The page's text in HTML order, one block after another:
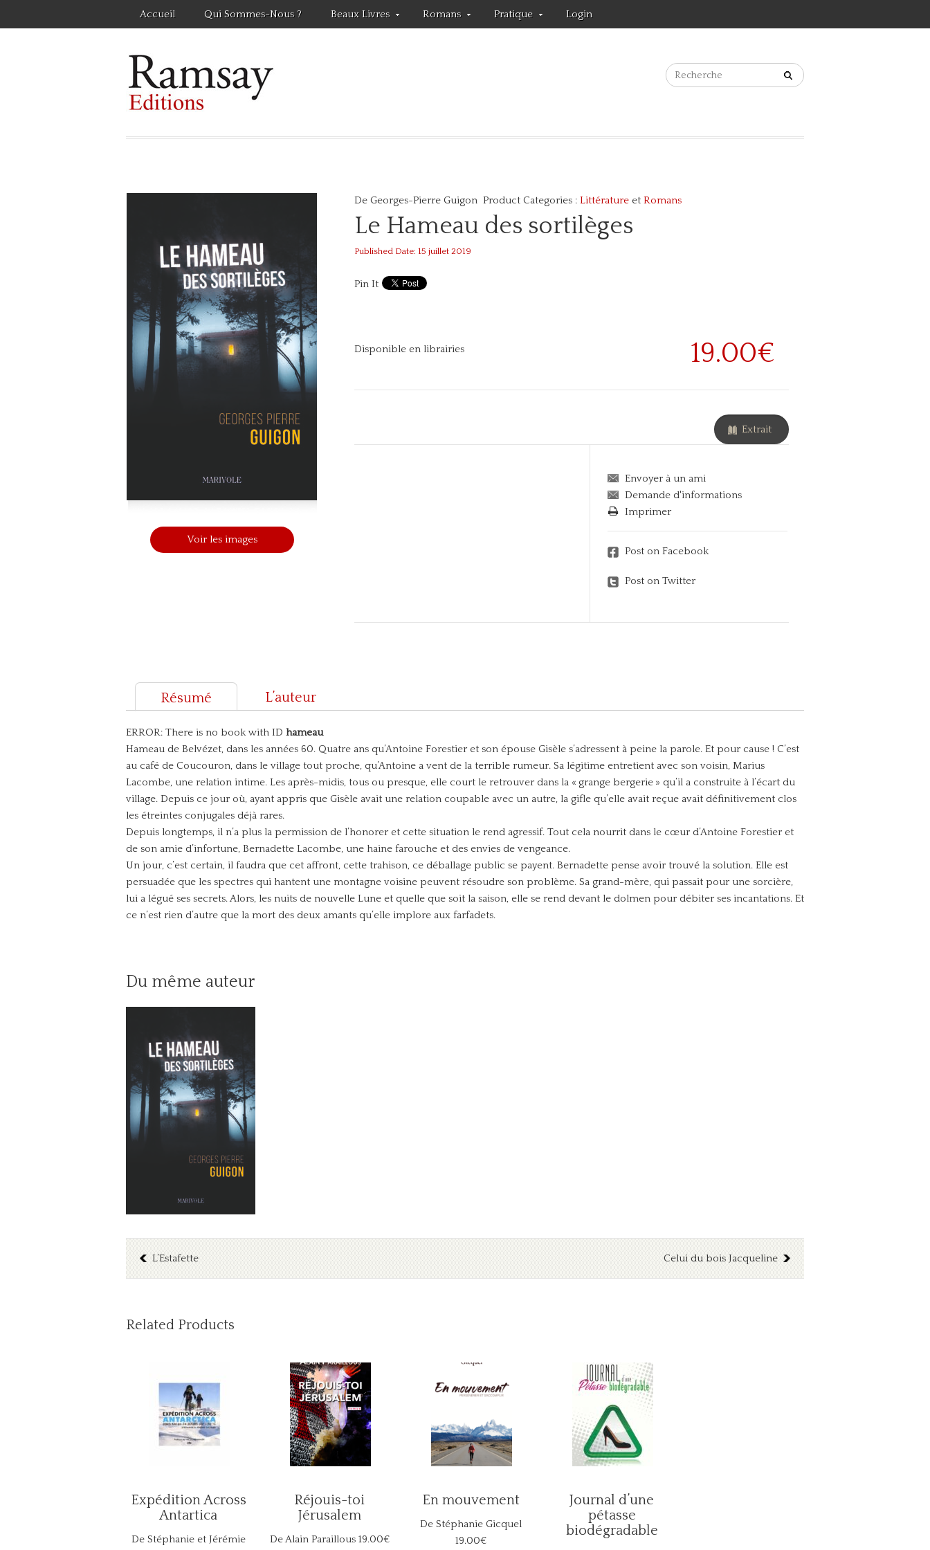
Accueil Qui Sommes-Nous ? Beaux Livres Romans Pratique Login
Voir les images
De Georges-Pierre GuigonProduct Categories :Littérature etRomans
Le Hameau des sortilèges
Published Date: 15 juillet 2019
Pin It
Disponible en librairies 19.00€
Extrait
Envoyer à un ami
Demande d'informations
Imprimer
Post on Facebook
Post on Twitter
Résumé L’auteur
ERROR: There is no book with ID hameau
Hameau de Belvézet, dans les années 60. Quatre ans qu’Antoine Forestier et son épouse Gisèle s’adressent à peine la parole. Et pour cause ! C’est
au café de Coucouron, dans le village tout proche, qu’Antoine a vent de la terrible rumeur. Sa légitime entretient avec son voisin, Marius
Lacombe, une relation intime. Les après-midis, tous ou presque, elle court le retrouver dans la « grange bergerie » qu’il a construite à l’écart du
village. Depuis ce jour où, ayant appris que Gisèle avait une relation coupable avec un autre, la gifle qu’elle avait reçue avait définitivement clos
les étreintes conjugales déjà rares.
Depuis longtemps, il n’a plus la permission de l’honorer et cette situation le rend agressif. Tout cela nourrit dans le cœur d’Antoine Forestier et
de son amie d’infortune, Bernadette Lacombe, une haine farouche et des envies de vengeance.
Un jour, c’est certain, il faudra que cet affront, cette trahison, ce déballage public se payent. Bernadette pense avoir trouvé la solution. Elle est
persuadée que les spectres qui hantent une montagne voisine peuvent résoudre son problème. Sa grand-mère, qui passait pour une sorcière,
lui a légué ses secrets. Alors, les nuits de nouvelle Lune et quelle que soit la saison, elle se rend devant le dolmen pour débiter ses incantations. Et
ce n’est rien d’autre que la mort des deux amants qu’elle implore aux farfadets.
Du même auteur
L’Estafette Celui du bois Jacqueline
Related Products
Expédition Across
Antartica
De Stéphanie et Jérémie
Réjouis-toi
Jérusalem
De Alain Paraillous 19.00€
En mouvement
De Stéphanie Gicquel
19.00€
Journal d’une
pétasse
biodégradable